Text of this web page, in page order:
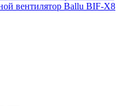
вентилятор Ballu BIF-X8